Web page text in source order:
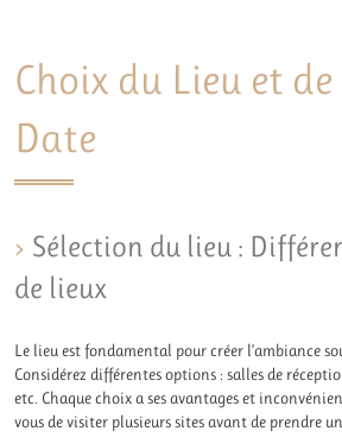
Choix du Lieu et
Date
Sélection du lieu :
de lieux
Le lieu est fondamental pour créer l’ambiance
Considérez différentes options : salles de
etc. Chaque choix a ses avantages et
vous de visiter plusieurs sites avant de prendre